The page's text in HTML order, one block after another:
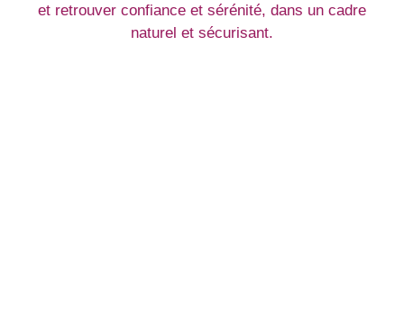
et retrouver confiance et sérénité, dans un cadre
naturel et sécurisant.